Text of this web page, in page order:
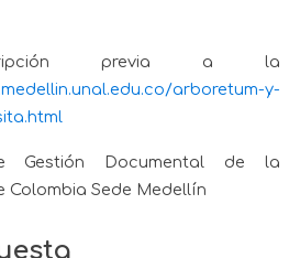
previa a la
arboretum-y-
Gestión Documental de la
Colombia Sede Medellín